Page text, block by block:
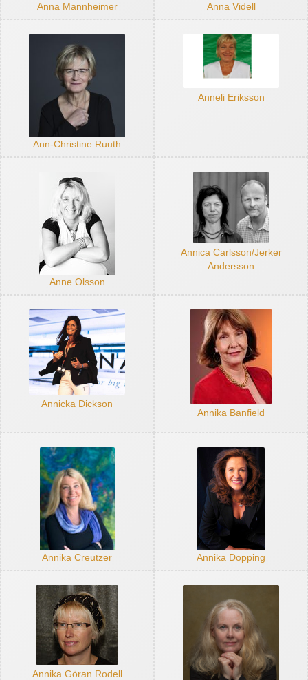
Anna Mannheimer Anna Videll
Ann-Christine Ruuth
Anneli Eriksson
Anne Olsson
Annica Carlsson/Jerker
Andersson
Annicka Dickson
Annika Banfield
Annika Creutzer Annika Dopping
Annika Göran Rodell